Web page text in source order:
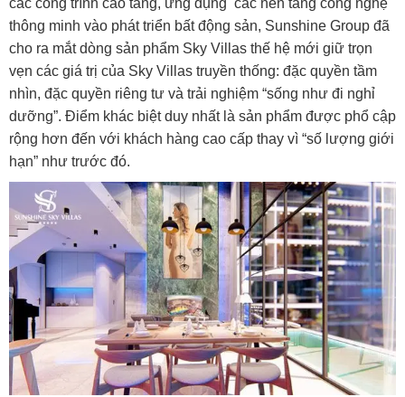
các công trình cao tầng, ứng dụng các nền tảng công nghệ
thông minh vào phát triển bất động sản, Sunshine Group đã
cho ra mắt dòng sản phẩm Sky Villas thế hệ mới giữ trọn
vẹn các giá trị của Sky Villas truyền thống: đặc quyền tầm
nhìn, đặc quyền riêng tư và trải nghiệm “sống như đi nghỉ
dưỡng”. Điểm khác biệt duy nhất là sản phẩm được phổ cập
rộng hơn đến với khách hàng cao cấp thay vì “số lượng giới
hạn” như trước đó.